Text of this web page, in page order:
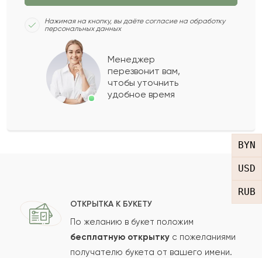
BYN
USD
RUB
Нажимая на кнопку, вы даёте согласие на обработку
персональных данных
Менеджер
перезвонит вам,
чтобы уточнить
удобное время
ОТКРЫТКА К БУКЕТУ
По желанию в букет положим
бесплатную открытку с пожеланиями
получателю букета от вашего имени.